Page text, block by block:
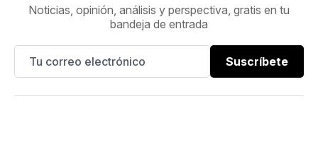
Noticias, opinión, análisis y perspectiva, gratis en tu
bandeja de entrada
Suscríbete